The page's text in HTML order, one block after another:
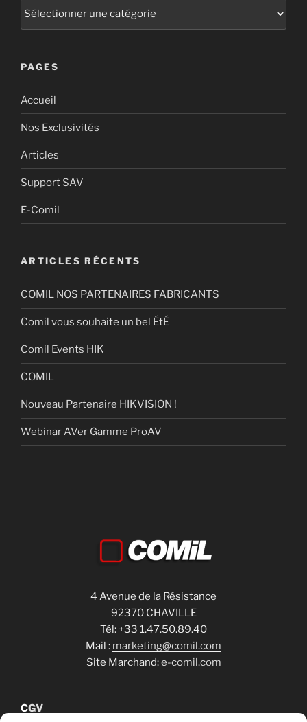
PAGES
Accueil
Nos Exclusivités
Articles
Support SAV
E-Comil
ARTICLES RÉCENTS
COMIL NOS PARTENAIRES FABRICANTS
Comil vous souhaite un bel ÉtÉ
Comil Events HIK
COMIL
Nouveau Partenaire HIKVISION !
Webinar AVer Gamme ProAV
4 Avenue de la Résistance
92370 CHAVILLE
Tél: +33 1.47.50.89.40
Mail : marketing@comil.com
Site Marchand:e-comil.com
CGV